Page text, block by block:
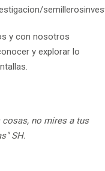
y con nosotros
y explorar lo
cosas, no mires a tus
SH.